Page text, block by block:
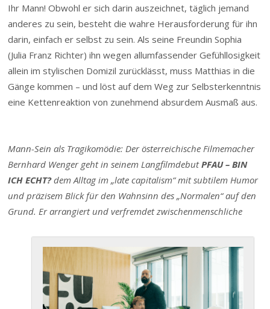
Ihr Mann! Obwohl er sich darin auszeichnet, täglich jemand
anderes zu sein, besteht die wahre Herausforderung für ihn
darin, einfach er selbst zu sein. Als seine Freundin Sophia
(Julia Franz Richter) ihn wegen allumfassender Gefühllosigkeit
allein im stylischen Domizil zurücklässt, muss Matthias in die
Gänge kommen – und löst auf dem Weg zur Selbsterkenntnis
eine Kettenreaktion von zunehmend absurdem Ausmaß aus.
Mann-Sein als Tragikomödie: Der österreichische Filmemacher
Bernhard Wenger geht in seinem LangfilmdebutPFAU – BIN
ICH ECHT?dem Alltag im „late capitalism“ mit subtilem Humor
und präzisem Blick für den Wahnsinn des „Normalen“ auf den
Grund. Er arrangiert und verfremdet zwischenmenschliche